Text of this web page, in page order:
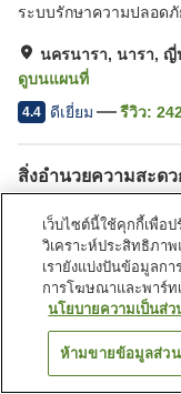
ระบบรักษาความปลอด
นครนารา, นารา, ญี่
ดูบนแผนที่
4.4 ดีเยี่ยม รีวิว:
สิ่งอำนวยความสะด
ร้านอาหาร
หน้าแรก ญี่ปุ่น นาร
เว็บไซต์นี้ใช้คุกกี้เพื่อ
วิเคราะห์ประสิทธิภา
เรายังแบ่งปันข้อมูลก
การโฆษณาและพาร์ท
นโยบายความเป็นส่ว
ห้ามขายข้อมูลส่ว